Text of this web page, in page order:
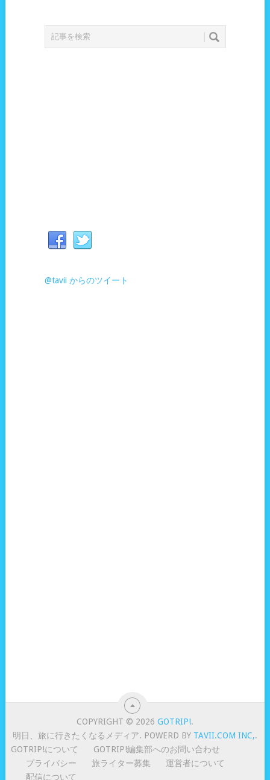
@tavii からのツイート
COPYRIGHT © 2026GOTRIP!.
明日、旅に行きたくなるメディア. POWERD BY TAVII.COM INC,.
GOTRIP!について
GOTRIP!編集部へのお問い合わせ
プライバシー
旅ライター募集
運営者について
配信について